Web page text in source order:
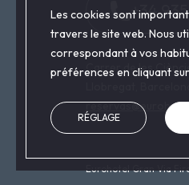
+34
Carrer de les
Eurohotel Gran Via
Les cookies sont
travers le site web. Nous
correspondant à vos
préférences en cliquant
RÉGLAGE